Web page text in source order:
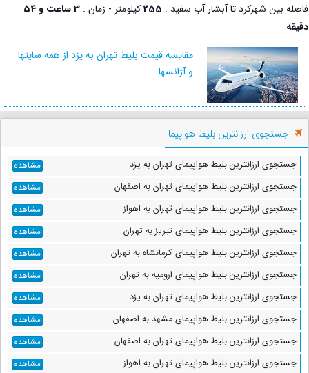
فاصله بین شهرکرد تا آبشار آب سفید : 255کیلومتر - زمان :
3 ساعت و 54
دقیقه
مقایسه قیمت بلیط تهران به یزد از همه سایتها
و آژانسها
جستجوی ارزانترین بلیط هواپیما
جستجوی ارزانترین بلیط هواپیمای تهران به یزد مشاهده
جستجوی ارزانترین بلیط هواپیمای تهران به اصفهان مشاهده
جستجوی ارزانترین بلیط هواپیمای تهران به اهواز مشاهده
جستجوی ارزانترین بلیط هواپیمای تبریز به تهران مشاهده
جستجوی ارزانترین بلیط هواپیمای کرمانشاه به تهران مشاهده
جستجوی ارزانترین بلیط هواپیمای ارومیه به تهران مشاهده
جستجوی ارزانترین بلیط هواپیمای تهران به یزد مشاهده
جستجوی ارزانترین بلیط هواپیمای مشهد به اصفهان مشاهده
جستجوی ارزانترین بلیط هواپیمای تهران به اصفهان مشاهده
جستجوی ارزانترین بلیط هواپیمای تهران به اهواز مشاهده